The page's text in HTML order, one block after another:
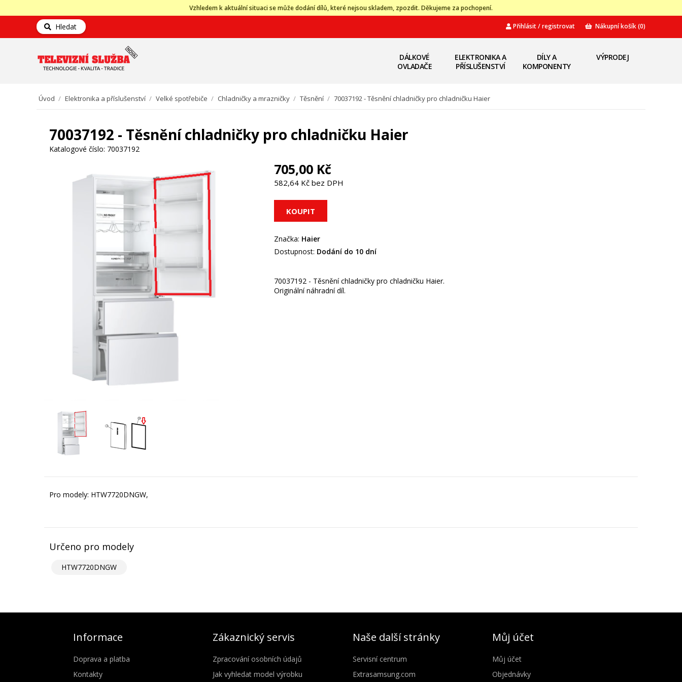
Vzhledem k aktuální situaci se může dodání dílů, které nejsou skladem, zpozdit. Děkujeme za pochopení.
Hledat Přihlásit / registrovat Nákupní košík(0)
DÁLKOVÉ
OVLADAČE
ELEKTRONIKA A
PŘÍSLUŠENSTVÍ
DÍLY A
KOMPONENTY
VÝPRODEJ
Úvod / Elektronika a příslušenství / Velké spotřebiče / Chladničky a mrazničky / Těsnění / 70037192 - Těsnění chladničky pro chladničku Haier
70037192 - Těsnění chladničky pro chladničku Haier
Katalogové číslo: 70037192
705,00 Kč
582,64 Kč bez DPH
Značka: Haier
Dostupnost: Dodání do 10 dní
70037192 - Těsnění chladničky pro chladničku Haier.
Originální náhradní díl.
Pro modely: HTW7720DNGW,
Určeno pro modely
HTW7720DNGW
Informace
Doprava a platba
Kontakty
Zákaznický servis
Zpracování osobních údajů
Jak vyhledat model výrobku
Naše další stránky
Servisní centrum
Extrasamsung.com
Můj účet
Můj účet
Objednávky